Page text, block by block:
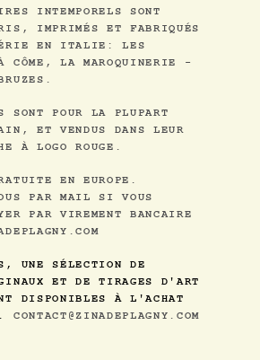
INTEMPORELS SONT
IMPRIMÉS ET FABRIQUÉS
EN ITALIE: LES
CÔME, LA MAROQUINERIE -
SONT POUR LA PLUPART
ET VENDUS DANS LEUR
À LOGO ROUGE.
EN EUROPE.
PAR MAIL SI VOUS
PAR VIREMENT BANCAIRE
UNE SÉLECTION DE
ET DE TIRAGES D'ART
DISPONIBLES À L'ACHAT
CONTACT@ZINADEPLAGNY.COM